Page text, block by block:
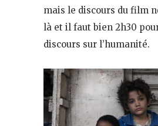
mais le discours du film
là et il faut bien 2h30
discours sur l’humanité.